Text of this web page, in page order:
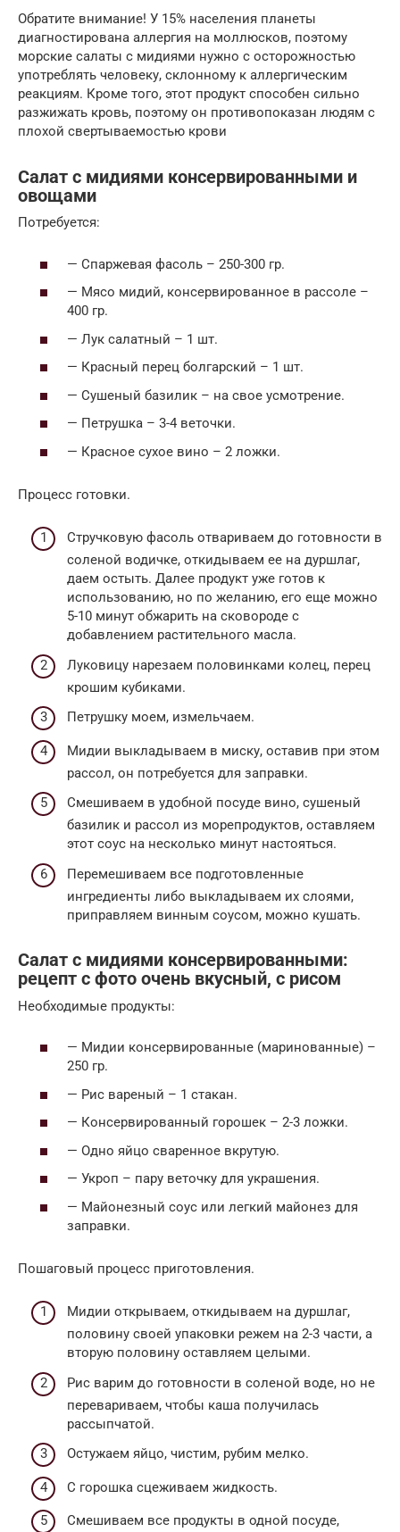
Обратите внимание! У 15% населения планеты
диагностирована аллергия на моллюсков, поэтому
морские салаты с мидиями нужно с осторожностью
употреблять человеку, склонному к аллергическим
реакциям. Кроме того, этот продукт способен сильно
разжижать кровь, поэтому он противопоказан людям с
плохой свертываемостью крови
Салат с мидиями консервированными и
овощами
Потребуется:
— Спаржевая фасоль – 250-300 гр.
— Мясо мидий, консервированное в рассоле –
400 гр.
— Лук салатный – 1 шт.
— Красный перец болгарский – 1 шт.
— Сушеный базилик – на свое усмотрение.
— Петрушка – 3-4 веточки.
— Красное сухое вино – 2 ложки.
Процесс готовки.
Стручковую фасоль отвариваем до готовности в
соленой водичке, откидываем ее на дуршлаг,
даем остыть. Далее продукт уже готов к
использованию, но по желанию, его еще можно
5-10 минут обжарить на сковороде с
добавлением растительного масла.
Луковицу нарезаем половинками колец, перец
крошим кубиками.
Петрушку моем, измельчаем.
Мидии выкладываем в миску, оставив при этом
рассол, он потребуется для заправки.
Смешиваем в удобной посуде вино, сушеный
базилик и рассол из морепродуктов, оставляем
этот соус на несколько минут настояться.
Перемешиваем все подготовленные
ингредиенты либо выкладываем их слоями,
приправляем винным соусом, можно кушать.
Салат с мидиями консервированными:
рецепт с фото очень вкусный, с рисом
Необходимые продукты:
— Мидии консервированные (маринованные) –
250 гр.
— Рис вареный – 1 стакан.
— Консервированный горошек – 2-3 ложки.
— Одно яйцо сваренное вкрутую.
— Укроп – пару веточку для украшения.
— Майонезный соус или легкий майонез для
заправки.
Пошаговый процесс приготовления.
Мидии открываем, откидываем на дуршлаг,
половину своей упаковки режем на 2-3 части, а
вторую половину оставляем целыми.
Рис варим до готовности в соленой воде, но не
перевариваем, чтобы каша получилась
рассыпчатой.
Остужаем яйцо, чистим, рубим мелко.
С горошка сцеживаем жидкость.
Смешиваем все продукты в одной посуде,